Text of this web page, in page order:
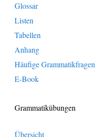
Glossar
Listen
Tabellen
Anhang
Häufige Grammatikfragen
E-Book
Grammatikübungen
Übersicht